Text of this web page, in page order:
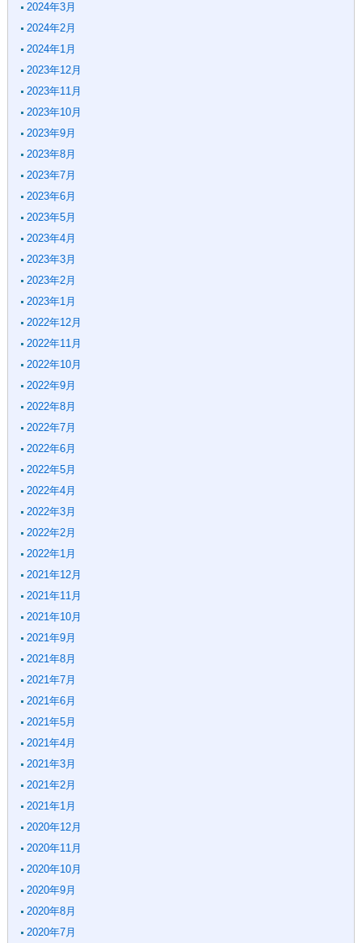
2024年3月
2024年2月
2024年1月
2023年12月
2023年11月
2023年10月
2023年9月
2023年8月
2023年7月
2023年6月
2023年5月
2023年4月
2023年3月
2023年2月
2023年1月
2022年12月
2022年11月
2022年10月
2022年9月
2022年8月
2022年7月
2022年6月
2022年5月
2022年4月
2022年3月
2022年2月
2022年1月
2021年12月
2021年11月
2021年10月
2021年9月
2021年8月
2021年7月
2021年6月
2021年5月
2021年4月
2021年3月
2021年2月
2021年1月
2020年12月
2020年11月
2020年10月
2020年9月
2020年8月
2020年7月